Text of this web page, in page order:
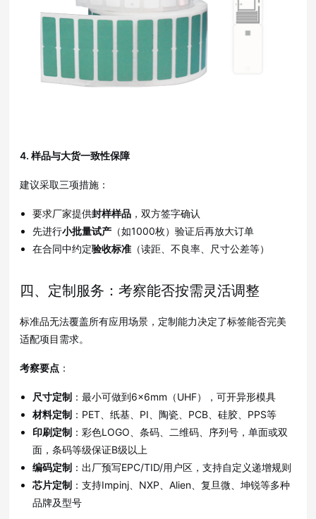
4. 样品与大货一致性保障
建议采取三项措施 ：
要求厂家提供封样样品 ，双方签字确认
先进行小批量试产 （如1000枚）验证后再放大订单
在合同中约定验收标准 （读距、不良率、尺寸公差等）
四、定制服务：考察能否按需灵活调整
标准品无法覆盖所有应用场景，定制能力决定了标签能否完美
适配项目需求。
考察要点 ：
尺寸定制 ：最小可做到6×6mm（UHF），可开异形模具
材料定制 ：PET、纸基、PI、陶瓷、PCB、硅胶、PPS等
印刷定制 ：彩色LOGO、条码、二维码、序列号，单面或双
面，条码等级保证B级以上
编码定制 ：出厂预写EPC/TID/用户区，支持自定义递增规则
芯片定制 ：支持Impinj、NXP、Alien、复旦微、坤锐等多种
品牌及型号